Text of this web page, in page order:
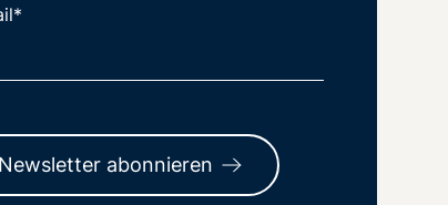
Newsletter abonnieren